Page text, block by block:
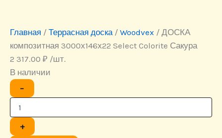
Главная / Террасная доска/ Woodvex / ДОСКА
композитная 3000х146х22 Select Colorite Сакура
2 317.00 ₽ /шт.
В наличии
−
Количество
товара
3000х146х22
Select
+